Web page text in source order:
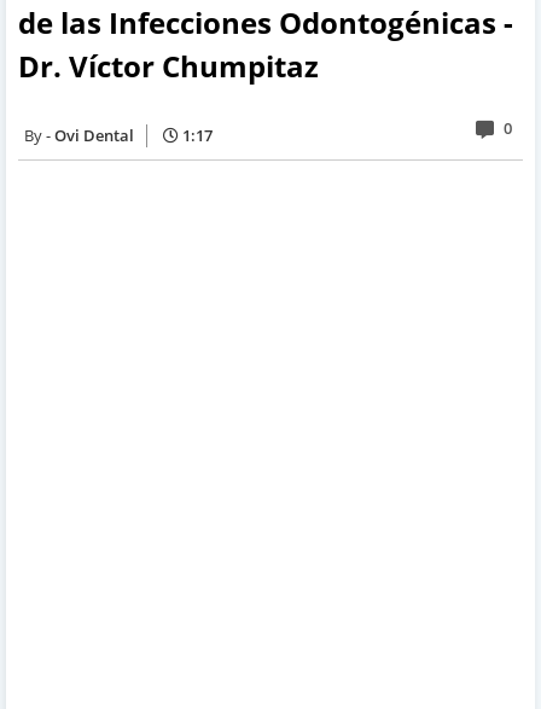
de las Infecciones Odontogénicas -
Dr. Víctor Chumpitaz
Ovi Dental 1:17 0